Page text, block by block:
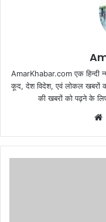
AmarKhabar.com एक हिन्दी
कूद, देश विदेश, एवं लोकल खबरों
की खबरों को पढ़ने के लिए